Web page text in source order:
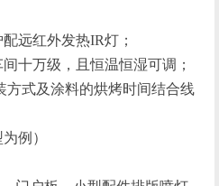
远红外发热IR灯；
十万级，且恒温恒湿可调；
方式及涂料的烘烤时间结合线
例）